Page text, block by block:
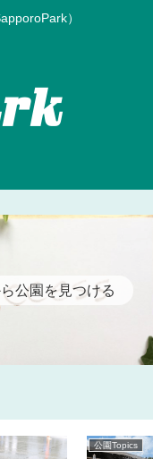
）
公園を見つける
公園Topics